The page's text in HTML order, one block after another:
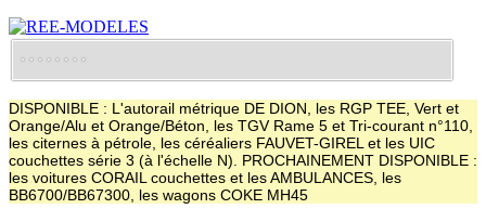
DISPONIBLE : L'autorail métrique DE DION, les RGP TEE, Vert et
Orange/Alu et Orange/Béton, les TGV Rame 5 et Tri-courant n°110,
les citernes à pétrole, les céréaliers FAUVET-GIREL et les UIC
couchettes série 3 (à l'échelle N). PROCHAINEMENT DISPONIBLE :
les voitures CORAIL couchettes et les AMBULANCES, les
BB6700/BB67300, les wagons COKE MH45